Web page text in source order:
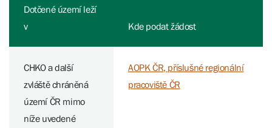
Dotčené území leží
v
Kde podat žádost
CHKO a další
zvláště chráněná
území ČR mimo
níže uvedené
AOPK ČR, příslušné regionální
pracoviště ČR